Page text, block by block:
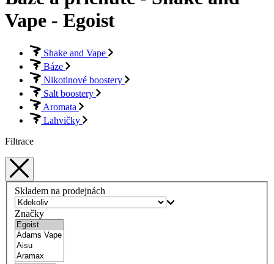
Vape - Egoist
Shake and Vape
Báze
Nikotinové boostery
Salt boostery
Aromata
Lahvičky
Filtrace
Skladem na prodejnách
Značky